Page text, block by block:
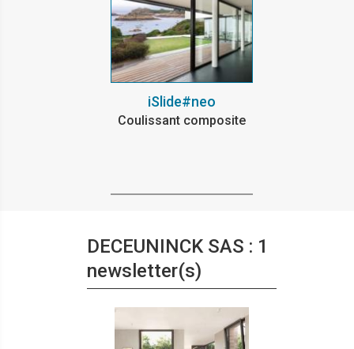
iSlide#neo
Coulissant composite
DECEUNINCK SAS : 1
newsletter(s)